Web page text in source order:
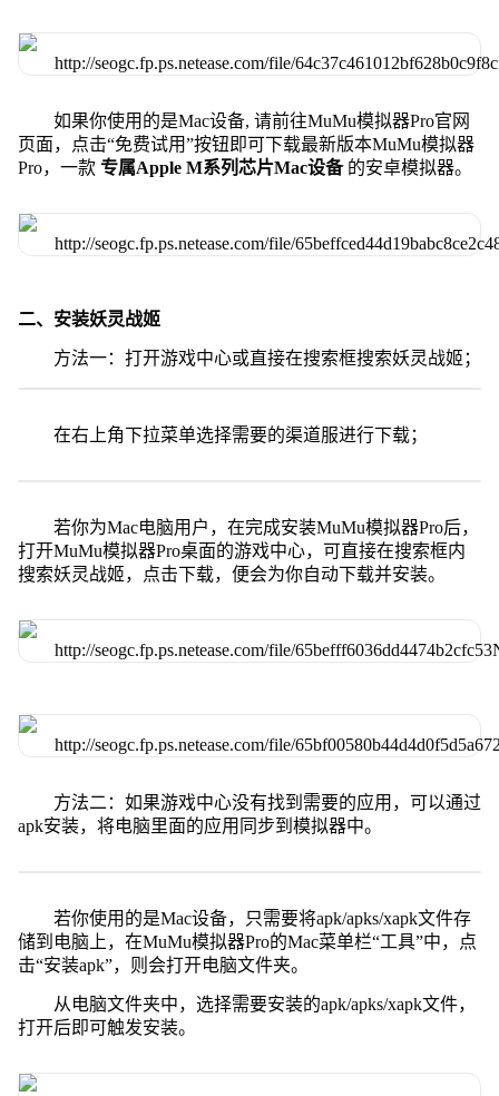
如果你使用的是Mac设备, 请前往MuMu模拟器Pro官网
页面，点击“免费试用”按钮即可下载最新版本MuMu模拟器
Pro，一款 专属Apple M系列芯片Mac设备 的安卓模拟器。
二、安装妖灵战姬
方法一：打开游戏中心或直接在搜索框搜索妖灵战姬；
在右上角下拉菜单选择需要的渠道服进行下载；
若你为Mac电脑用户，在完成安装MuMu模拟器Pro后，
打开MuMu模拟器Pro桌面的游戏中心，可直接在搜索框内
搜索妖灵战姬，点击下载，便会为你自动下载并安装。
方法二：如果游戏中心没有找到需要的应用，可以通过
apk安装，将电脑里面的应用同步到模拟器中。
若你使用的是Mac设备，只需要将apk/apks/xapk文件存
储到电脑上，在MuMu模拟器Pro的Mac菜单栏“工具”中，点
击“安装apk”，则会打开电脑文件夹。
从电脑文件夹中，选择需要安装的apk/apks/xapk文件，
打开后即可触发安装。